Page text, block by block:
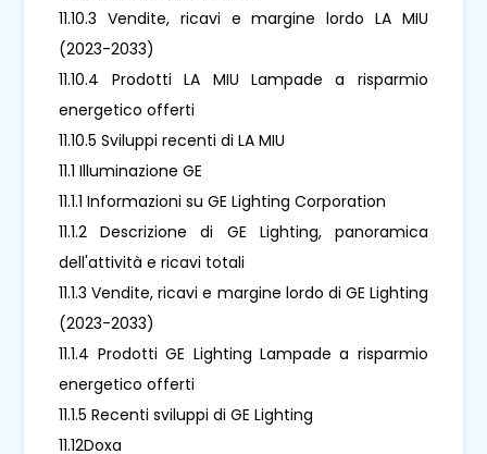
11.10.3 Vendite, ricavi e margine lordo LA MIU
(2023-2033)
11.10.4 Prodotti LA MIU Lampade a risparmio
energetico offerti
11.10.5 Sviluppi recenti di LA MIU
11.1 Illuminazione GE
11.1.1 Informazioni su GE Lighting Corporation
11.1.2 Descrizione di GE Lighting, panoramica
dell'attività e ricavi totali
11.1.3 Vendite, ricavi e margine lordo di GE Lighting
(2023-2033)
11.1.4 Prodotti GE Lighting Lampade a risparmio
energetico offerti
11.1.5 Recenti sviluppi di GE Lighting
11.12Doxa